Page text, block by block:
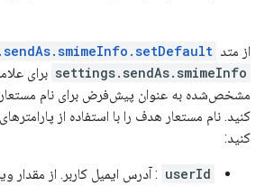
از متد
settings.sendAs.smimeInfo
مشخص‌شده به عنوان پیش‌فرض برای نام
کنید. نام مستعار هدف را با استفاده از
کنید:
userId : آدرس ایمیل کاربر. از مقدار